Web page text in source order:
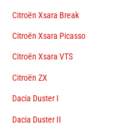
Citroën Xsara Break
Citroën Xsara Picasso
Citroën Xsara VTS
Citroën ZX
Dacia Duster I
Dacia Duster II